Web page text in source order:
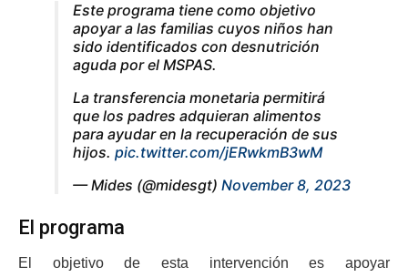
Este programa tiene como objetivo
apoyar a las familias cuyos niños han
sido identificados con desnutrición
aguda por el MSPAS.
La transferencia monetaria permitirá
que los padres adquieran alimentos
para ayudar en la recuperación de sus
hijos. pic.twitter.com/jERwkmB3wM
— Mides (@midesgt) November 8, 2023
El programa
El objetivo de esta intervención es apoyar